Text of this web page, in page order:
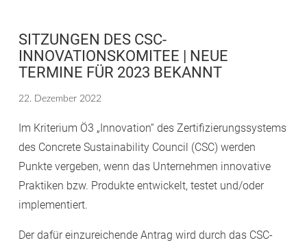
SITZUNGEN DES CSC-
INNOVATIONSKOMITEE | NEUE
TERMINE FÜR 2023 BEKANNT
22. Dezember 2022
Im Kriterium Ö3 „Innovation“ des Zertifizierungssystems
des Concrete Sustainability Council (CSC) werden
Punkte vergeben, wenn das Unternehmen innovative
Praktiken bzw. Produkte entwickelt, testet und/oder
implementiert.
Der dafür einzureichende Antrag wird durch das CSC-